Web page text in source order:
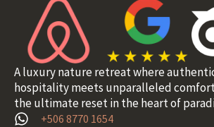
A luxury nature retreat where
hospitality meets unparalleled
the ultimate reset in the heart of
+506 8770 1654